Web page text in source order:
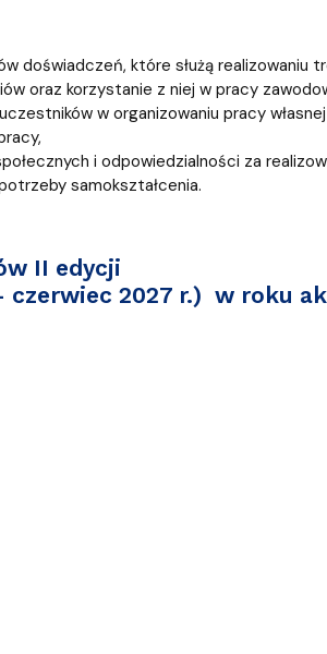
doświadczeń, które służą realizowaniu
oraz korzystanie z niej w pracy
w organizowaniu pracy
i odpowiedzialności za
samokształcenia.
II edycji
czerwiec 2027 r.) w roku